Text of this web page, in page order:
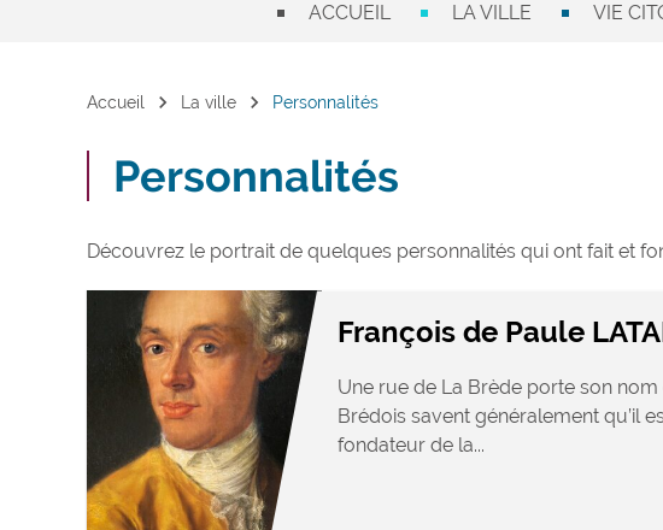
ACCUEIL LA VILLE VIE
Accueil chevron_right La ville chevron_right Personnalités
Personnalités
Découvrez le portrait de quelques personnalités qui ont fait et
François de Paule
Une rue de La Brède porte son nom
Brédois savent généralement qu’il
fondateur de la...